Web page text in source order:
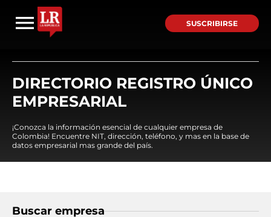
SUSCRIBIRSE
DIRECTORIO REGISTRO ÚNICO
EMPRESARIAL
¡Conozca la información esencial de cualquier empresa de
Colombia! Encuentre NIT, dirección, teléfono, y mas en la base de
datos empresarial mas grande del país.
Buscar empresa